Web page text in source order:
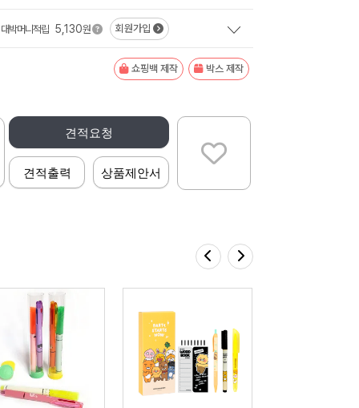
대박머니적립 5,130원 회원가입
쇼핑백 제작 박스 제작
견적요청
견적출력 상품제안서